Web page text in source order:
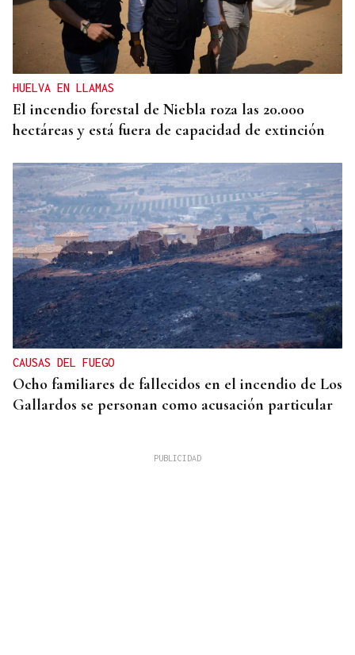
HUELVA EN LLAMAS
El incendio forestal de Niebla roza las 20.000
hectáreas y está fuera de capacidad de extinción
CAUSAS DEL FUEGO
Ocho familiares de fallecidos en el incendio de Los
Gallardos se personan como acusación particular